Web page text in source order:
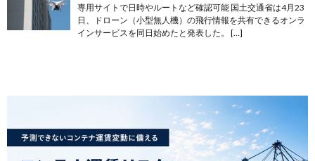
専用サイトで日時やルートなど確認可能 国土交通省は4月23
日、ドローン（小型無人機）の飛行情報を共有できるオンラ
インサービスを同日始めたと発表した。 […]